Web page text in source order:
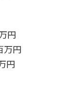
円
万円
円